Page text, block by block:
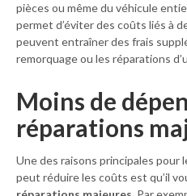
pièces ou même du véhicule
permet d’éviter des coûts liés à
peuvent entraîner des frais
remorquage ou les réparations
Moins de
réparations
Une des raisons principales pour
peut réduire les coûts est qu’il